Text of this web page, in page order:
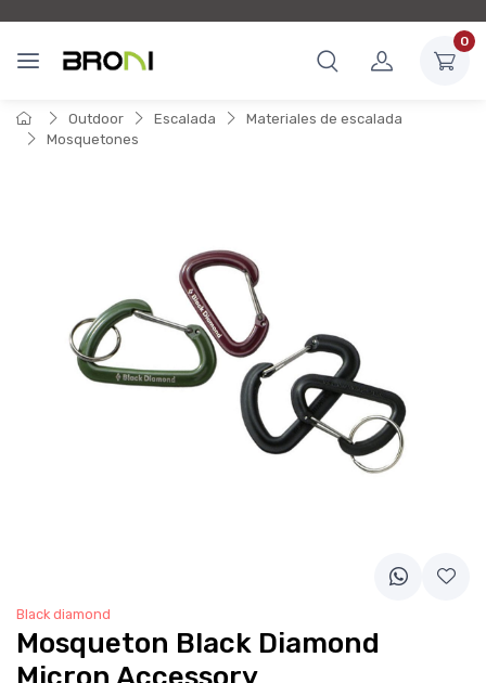
0
Outdoor Escalada
Materiales de escalada
Mosquetones
Black diamond
Mosqueton Black Diamond